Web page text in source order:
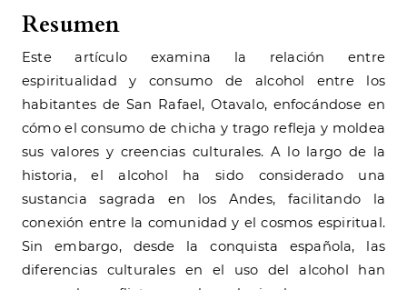
Resumen
Este artículo examina la relación entre
espiritualidad y consumo de alcohol entre los
habitantes de San Rafael, Otavalo, enfocándose en
cómo el consumo de chicha y trago refleja y moldea
sus valores y creencias culturales. A lo largo de la
historia, el alcohol ha sido considerado una
sustancia sagrada en los Andes, facilitando la
conexión entre la comunidad y el cosmos espiritual.
Sin embargo, desde la conquista española, las
diferencias culturales en el uso del alcohol han